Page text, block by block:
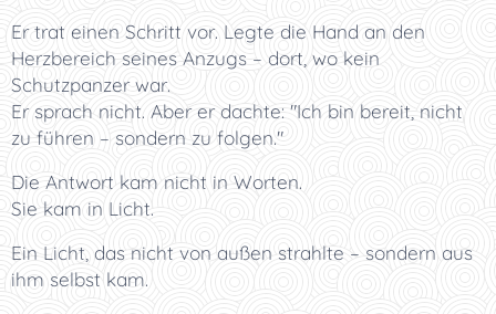
Er trat einen Schritt vor. Legte die Hand an den
Herzbereich seines Anzugs – dort, wo kein
Schutzpanzer war.
Er sprach nicht. Aber er dachte: "Ich bin bereit, nicht
zu führen – sondern zu folgen."
Die Antwort kam nicht in Worten.
Sie kam in Licht.
Ein Licht, das nicht von außen strahlte – sondern aus
ihm selbst kam.